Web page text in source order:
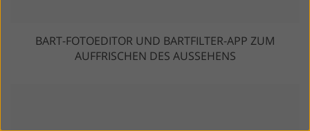
BART-FOTOEDITOR UND BARTFILTER-APP ZUM
AUFFRISCHEN DES AUSSEHENS